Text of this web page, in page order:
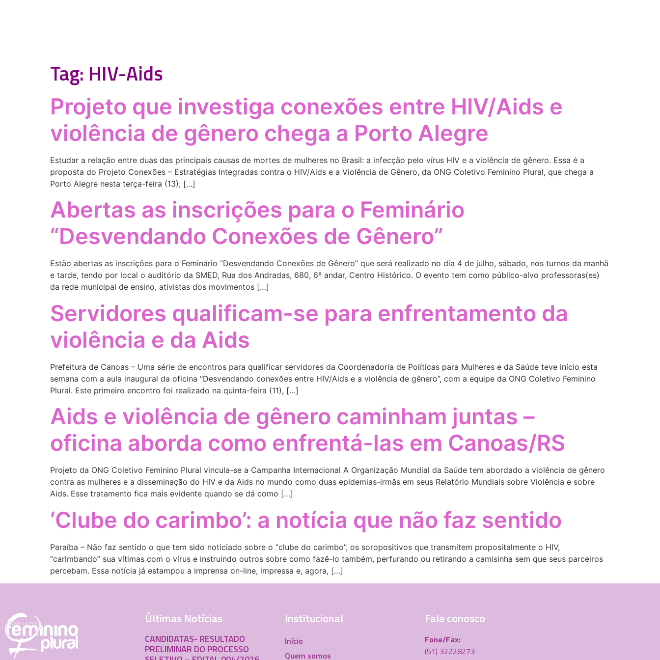
Tag: HIV-Aids
Projeto que investiga conexões entre HIV/Aids e
violência de gênero chega a Porto Alegre
Estudar a relação entre duas das principais causas de mortes de mulheres no Brasil: a infecção pelo vírus HIV e a violência de gênero. Essa é a
proposta do Projeto Conexões – Estratégias Integradas contra o HIV/Aids e a Violência de Gênero, da ONG Coletivo Feminino Plural, que chega a
Porto Alegre nesta terça-feira (13), […]
Abertas as inscrições para o Feminário
“Desvendando Conexões de Gênero”
Estão abertas as inscrições para o Feminário “Desvendando Conexões de Gênero” que será realizado no dia 4 de julho, sábado, nos turnos da manhã
e tarde, tendo por local o auditório da SMED, Rua dos Andradas, 680, 6º andar, Centro Histórico. O evento tem como público-alvo professoras(es)
da rede municipal de ensino, ativistas dos movimentos […]
Servidores qualificam-se para enfrentamento da
violência e da Aids
Prefeitura de Canoas – Uma série de encontros para qualificar servidores da Coordenadoria de Políticas para Mulheres e da Saúde teve início esta
semana com a aula inaugural da oficina “Desvendando conexões entre HIV/Aids e a violência de gênero”, com a equipe da ONG Coletivo Feminino
Plural. Este primeiro encontro foi realizado na quinta-feira (11), […]
Aids e violência de gênero caminham juntas –
oficina aborda como enfrentá-las em Canoas/RS
Projeto da ONG Coletivo Feminino Plural vincula-se a Campanha Internacional A Organização Mundial da Saúde tem abordado a violência de gênero
contra as mulheres e a disseminação do HIV e da Aids no mundo como duas epidemias-irmãs em seus Relatório Mundiais sobre Violência e sobre
Aids. Esse tratamento fica mais evidente quando se dá como […]
‘Clube do carimbo’: a notícia que não faz sentido
Paraíba – Não faz sentido o que tem sido noticiado sobre o “clube do carimbo”, os soropositivos que transmitem propositalmente o HIV,
“carimbando” sua vítimas com o vírus e instruindo outros sobre como fazê-lo também, perfurando ou retirando a camisinha sem que seus parceiros
percebam. Essa notícia já estampou a imprensa on-line, impressa e, agora, […]
Últimas Notícias
CANDIDATAS- RESULTADO
PRELIMINAR DO PROCESSO
Institucional
Início
Quem somos
Fale conosco
Fone/Fax:
(51) 32228273